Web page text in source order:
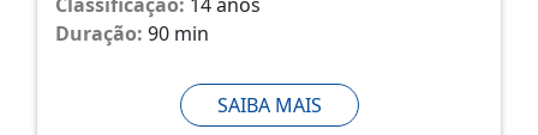
Duração: 90 min
SAIBA MAIS